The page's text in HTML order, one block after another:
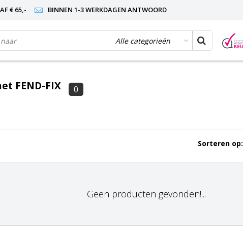
€ 65,- BINNEN 1-3 WERKDAGEN ANTWOORD
FEND-FIX 0
Sorteren op:
Geen producten gevonden!...